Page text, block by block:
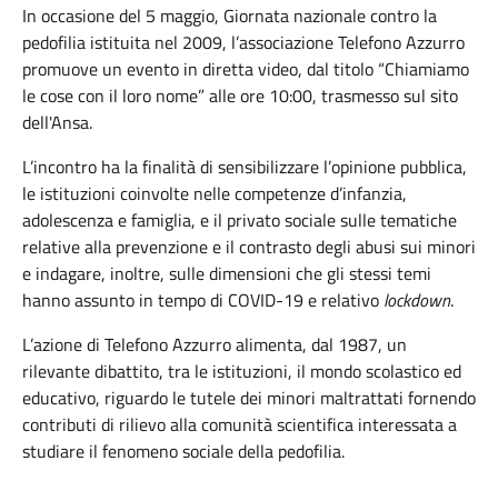
In occasione del 5 maggio, Giornata nazionale contro la
pedofilia istituita nel 2009, l’associazione Telefono Azzurro
promuove un evento in diretta video, dal titolo “Chiamiamo
le cose con il loro nome” alle ore 10:00, trasmesso sul sito
dell'Ansa.
L’incontro ha la finalità di sensibilizzare l’opinione pubblica,
le istituzioni coinvolte nelle competenze d’infanzia,
adolescenza e famiglia, e il privato sociale sulle tematiche
relative alla prevenzione e il contrasto degli abusi sui minori
e indagare, inoltre, sulle dimensioni che gli stessi temi
hanno assunto in tempo di COVID-19 e relativo lockdown.
L’azione di Telefono Azzurro alimenta, dal 1987, un
rilevante dibattito, tra le istituzioni, il mondo scolastico ed
educativo, riguardo le tutele dei minori maltrattati fornendo
contributi di rilievo alla comunità scientifica interessata a
studiare il fenomeno sociale della pedofilia.